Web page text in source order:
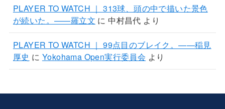
PLAYER TO WATCH ｜ 313球、頭の中で描いた景色
が続いた。——羅立文 に 中村昌代 より
PLAYER TO WATCH ｜ 99点目のブレイク。——稲見
厚史 に Yokohama Open実行委員会 より